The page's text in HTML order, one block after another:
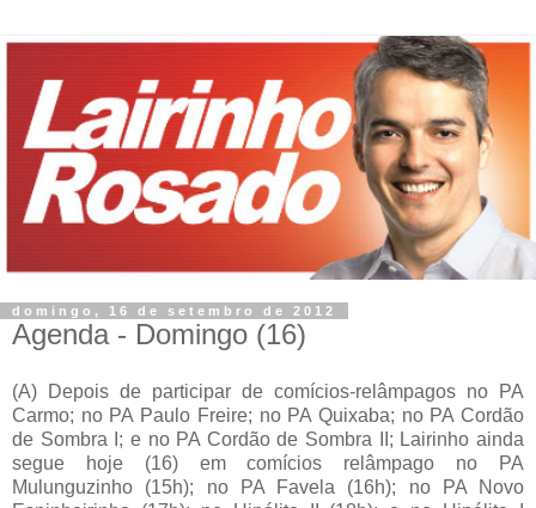
domingo, 16 de setembro de 2012
Agenda - Domingo (16)
(A) Depois de participar de comícios-relâmpagos no PA
Carmo; no PA Paulo Freire; no PA Quixaba; no PA Cordão
de Sombra I; e no PA Cordão de Sombra II; Lairinho ainda
segue hoje (16) em comícios relâmpago no PA
Mulunguzinho (15h); no PA Favela (16h); no PA Novo